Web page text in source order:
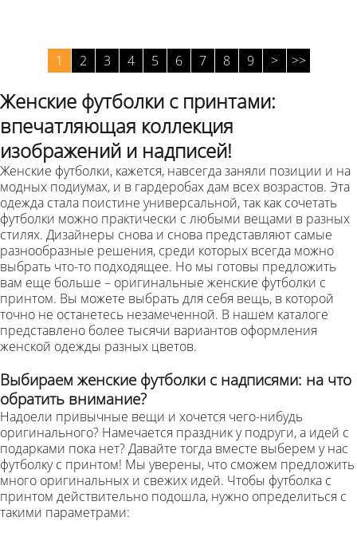
1 2 3 4 5 6 7 8 9 > >>
Женские футболки с принтами:
впечатляющая коллекция
изображений и надписей!
Женские футболки, кажется, навсегда заняли позиции и на
модных подиумах, и в гардеробах дам всех возрастов. Эта
одежда стала поистине универсальной, так как сочетать
футболки можно практически с любыми вещами в разных
стилях. Дизайнеры снова и снова представляют самые
разнообразные решения, среди которых всегда можно
выбрать что-то подходящее. Но мы готовы предложить
вам еще больше – оригинальные женские футболки с
принтом. Вы можете выбрать для себя вещь, в которой
точно не останетесь незамеченной. В нашем каталоге
представлено более тысячи вариантов оформления
женской одежды разных цветов.
Выбираем женские футболки с надписями: на что
обратить внимание?
Надоели привычные вещи и хочется чего-нибудь
оригинального? Намечается праздник у подруги, а идей с
подарками пока нет? Давайте тогда вместе выберем у нас
футболку с принтом! Мы уверены, что сможем предложить
много оригинальных и свежих идей. Чтобы футболка с
принтом действительно подошла, нужно определиться с
такими параметрами: